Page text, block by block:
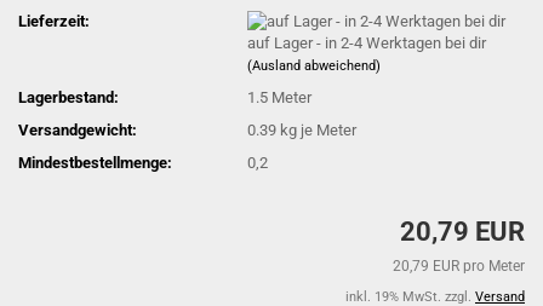
Lieferzeit:
auf Lager - in 2-4 Werktagen bei dir
(Ausland abweichend)
Lagerbestand: 1.5 Meter
Versandgewicht:
0.39 kg je Meter
Mindestbestellmenge:
0,2
20,79 EUR
20,79 EUR pro Meter
inkl. 19% MwSt. zzgl. Versand